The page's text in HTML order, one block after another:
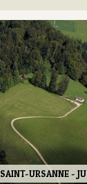
SAINT-URSANNE - JU